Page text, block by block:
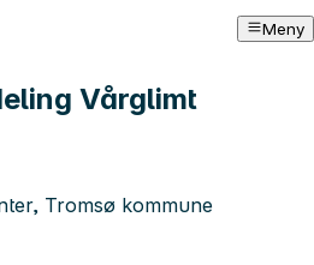
Meny
Vårglimt
Tromsø kommune